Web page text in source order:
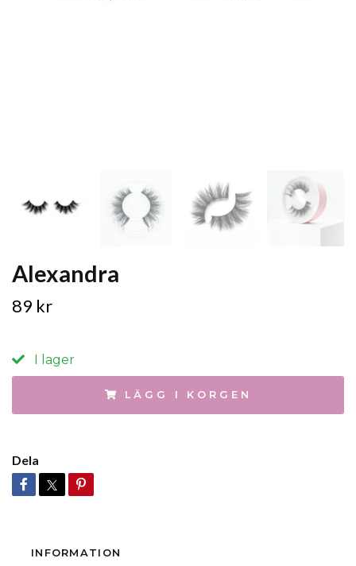
Alexandra
89 kr
I lager
LÄGG I KORGEN
Dela
INFORMATION